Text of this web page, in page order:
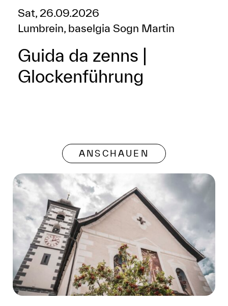
Sat, 26.09.2026
Lumbrein, baselgia Sogn Martin
Guida da zenns |
Glockenführung
ANSCHAUEN